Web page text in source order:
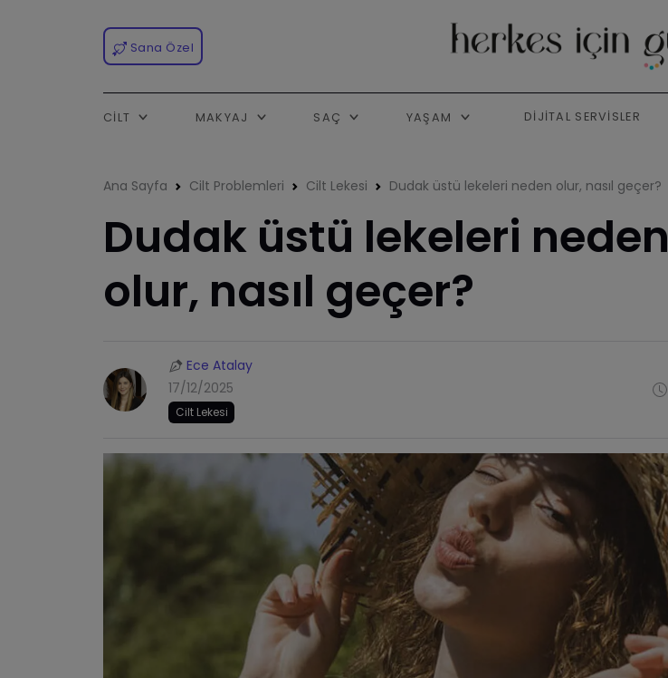
Sana Özel
CILT MAKYAJ SAÇ YAŞAM DIJITAL SERVISLER
Ana Sayfa Cilt Problemleri Cilt Lekesi Dudak üstü lekeleri neden olur, nasıl geçer?
Dudak üstü lekeleri neden
olur, nasıl geçer?
Ece Atalay
17/12/2025
Cilt Lekesi